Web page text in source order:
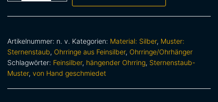
Artikelnummer: n. v. Kategorien: Material: Silber, Muster:
Sternenstaub, Ohrringe aus Feinsilber, Ohrringe/Ohrhänger
Schlagwörter: Feinsilber, hängender Ohrring, Sternenstaub-
Muster, von Hand geschmiedet